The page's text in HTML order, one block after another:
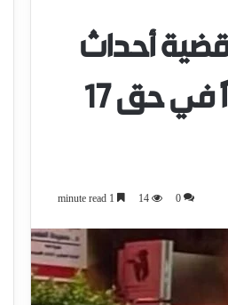
قضية أحداث
الشغب بآيت عميرة: 162 سنة سجنًا نافذًا في حق 17
0
14